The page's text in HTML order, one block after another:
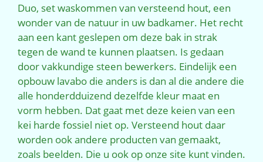
Duo, set waskommen van versteend hout, een
wonder van de natuur in uw badkamer. Het recht
aan een kant geslepen om deze bak in strak
tegen de wand te kunnen plaatsen. Is gedaan
door vakkundige steen bewerkers. Eindelijk een
opbouw lavabo die anders is dan al die andere die
alle honderdduizend dezelfde kleur maat en
vorm hebben. Dat gaat met deze keien van een
kei harde fossiel niet op. Versteend hout daar
worden ook andere producten van gemaakt,
zoals beelden. Die u ook op onze site kunt vinden.